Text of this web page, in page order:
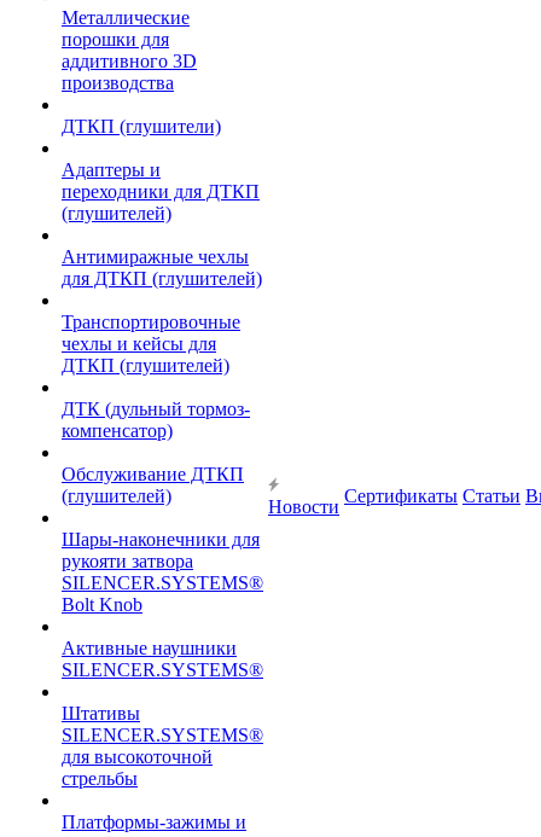
Металлические
порошки для
аддитивного 3D
производства
ДТКП (глушители)
Адаптеры и
переходники для ДТКП
(глушителей)
Антимиражные чехлы
для ДТКП (глушителей)
Транспортировочные
чехлы и кейсы для
ДТКП (глушителей)
ДТК (дульный тормоз-
компенсатор)
Обслуживание ДТКП
(глушителей)
Шары-наконечники для
рукояти затвора
SILENCER.SYSTEMS®
Bolt Knob
Активные наушники
SILENCER.SYSTEMS®
Штативы
SILENCER.SYSTEMS®
для высокоточной
стрельбы
Платформы-зажимы и
Новости
Сертификаты Статьи